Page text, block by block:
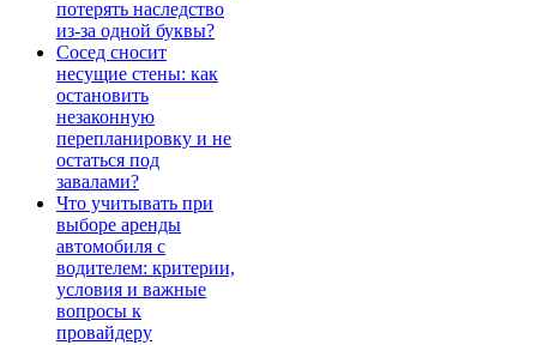
потерять наследство
из-за одной буквы?
Сосед сносит
несущие стены: как
остановить
незаконную
перепланировку и не
остаться под
завалами?
Что учитывать при
выборе аренды
автомобиля с
водителем: критерии,
условия и важные
вопросы к
провайдеру